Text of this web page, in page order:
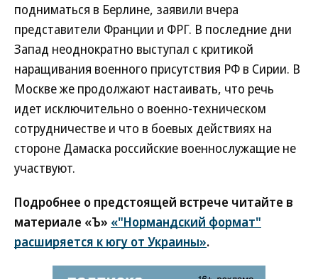
подниматься в Берлине, заявили вчера
представители Франции и ФРГ. В последние дни
Запад неоднократно выступал с критикой
наращивания военного присутствия РФ в Сирии. В
Москве же продолжают настаивать, что речь
идет исключительно о военно-техническом
сотрудничестве и что в боевых действиях на
стороне Дамаска российские военнослужащие не
участвуют.
Подробнее о предстоящей встрече читайте в
материале «Ъ» «"Нормандский формат"
расширяется к югу от Украины».